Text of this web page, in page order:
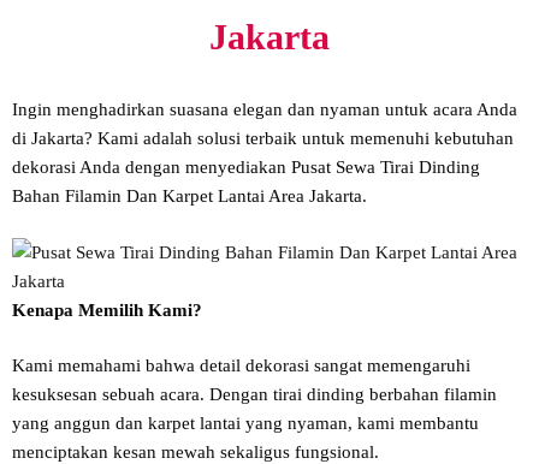
Jakarta
Ingin menghadirkan suasana elegan dan nyaman untuk acara Anda
di Jakarta? Kami adalah solusi terbaik untuk memenuhi kebutuhan
dekorasi Anda dengan menyediakan Pusat Sewa Tirai Dinding
Bahan Filamin Dan Karpet Lantai Area Jakarta.
Kenapa Memilih Kami?
Kami memahami bahwa detail dekorasi sangat memengaruhi
kesuksesan sebuah acara. Dengan tirai dinding berbahan filamin
yang anggun dan karpet lantai yang nyaman, kami membantu
menciptakan kesan mewah sekaligus fungsional.